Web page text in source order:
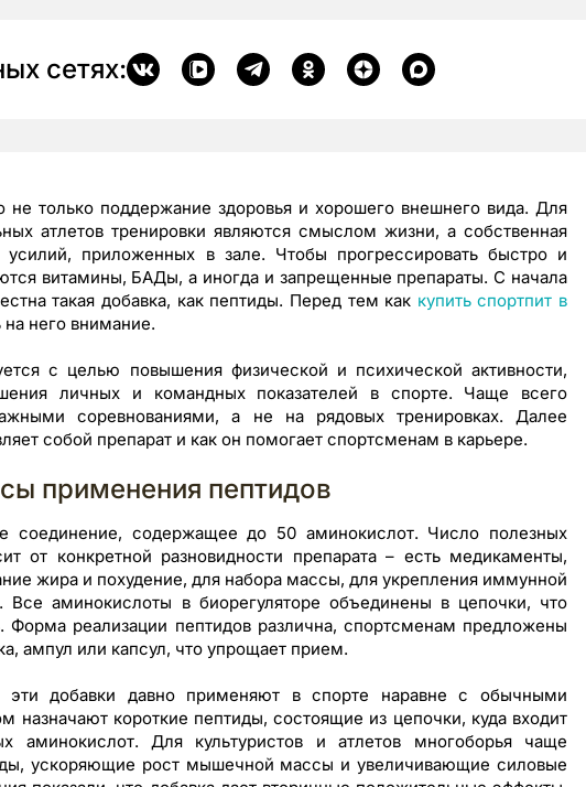
сетях:
не только поддержание здоровья и хорошего внешнего вида. Для
атлетов тренировки являются смыслом жизни, а собственная
приложенных в зале. Чтобы прогрессировать быстро и
витамины, БАДы, а иногда и запрещенные препараты. С начала
такая добавка, как пептиды. Перед тем как купить спортпит в
на него внимание.
с целью повышения физической и психической активности,
личных и командных показателей в спорте. Чаще всего
соревнованиями, а не на рядовых тренировках. Далее
собой препарат и как он помогает спортсменам в карьере.
применения пептидов
соединение, содержащее до 50 аминокислот. Число полезных
от конкретной разновидности препарата – есть медикаменты,
жира и похудение, для набора массы, для укрепления иммунной
аминокислоты в биорегуляторе объединены в цепочки, что
Форма реализации пептидов различна, спортсменам предложены
ампул или капсул, что упрощает прием.
добавки давно применяют в спорте наравне с обычными
назначают короткие пептиды, состоящие из цепочки, куда входит
аминокислот. Для культуристов и атлетов многоборья чаще
ускоряющие рост мышечной массы и увеличивающие силовые